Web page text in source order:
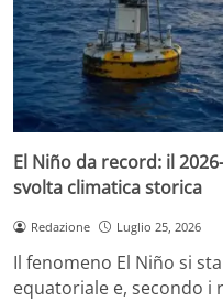
El Niño da record: il
svolta climatica storica
Redazione Luglio 25, 2026
Il fenomeno El Niño si
equatoriale e, secondo